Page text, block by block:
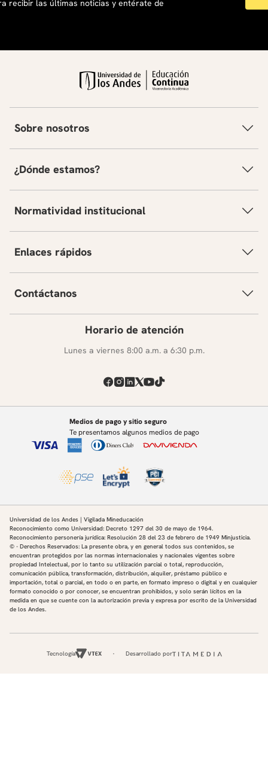
recibir las últimas noticias y entérate de
Sobre nosotros
¿Dónde estamos?
Normatividad institucional
Enlaces rápidos
Contáctanos
Horario de atención
Lunes a viernes 8:00 a.m. a 6:30 p.m.
Medios de pago y sitio seguro
Te presentamos algunos medios de pago
Universidad de los Andes | Vigilada Mineducación
Reconocimiento como Universidad: Decreto 1297 del 30 de mayo de 1964.
Reconocimiento personería jurídica: Resolución 28 del 23 de febrero de 1949 Minjusticia.
© - Derechos Reservados: La presente obra, y en general todos sus contenidos, se
encuentran protegidos por las normas internacionales y nacionales vigentes sobre
propiedad Intelectual, por lo tanto su utilización parcial o total, reproducción,
comunicación pública, transformación, distribución, alquiler, préstamo público e
importación, total o parcial, en todo o en parte, en formato impreso o digital y en cualquier
formato conocido o por conocer, se encuentran prohibidos, y solo serán lícitos en la
medida en que se cuente con la autorización previa y expresa por escrito de la Universidad
de los Andes.
Tecnología Desarrollado por